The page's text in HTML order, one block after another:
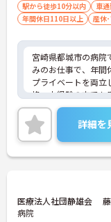
駅から徒歩10分以内 車
年間休日110日以上
産休
宮崎県都城市の病院
みのお仕事で、年間
プライベートを両
格・未経験の方でも
業界に挑戦したい
ご興味のある方は、
で、お気軽にご連絡
詳細を
医療法人社団静雄会
病院